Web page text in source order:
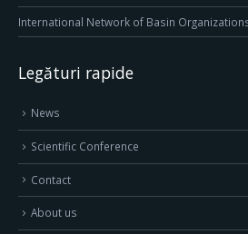
International Network of Basin
Legături rapide
News
Scientific Conference
Contact
About us